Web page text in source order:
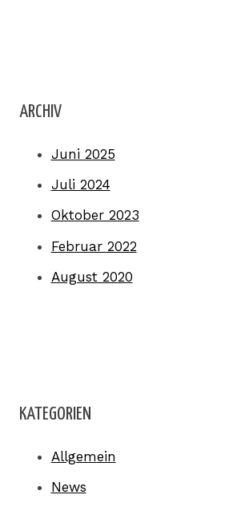
ARCHIV
Juni 2025
Juli 2024
Oktober 2023
Februar 2022
August 2020
KATEGORIEN
Allgemein
News